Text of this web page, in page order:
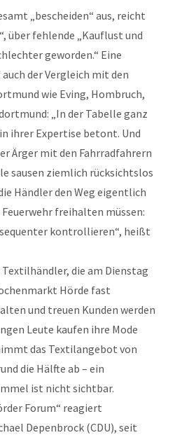
„bescheiden“ aus, reicht
über fehlende „Kauflust und
geworden.“ Eine
der Vergleich mit den
wie Eving, Hombruch,
„In der Tabelle ganz
ihrer Expertise betont. Und
Ärger mit den Fahrradfahrern
sausen ziemlich rücksichtslos
Händler den Weg eigentlich
freihalten müssen:
kontrollieren“, heißt
die am Dienstag
Hörde fast
und treuen Kunden werden
Leute kaufen ihre Mode
das Textilangebot von
die Hälfte ab – ein
ist nicht sichtbar.
Forum“ reagiert
Depenbrock (CDU), seit